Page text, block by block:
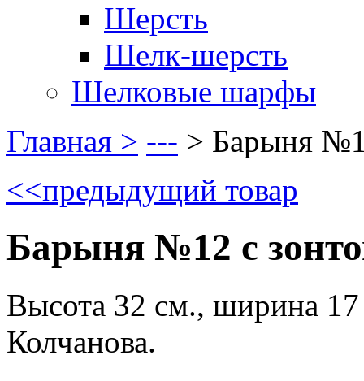
Шерсть
Шелк-шерсть
Шелковые шарфы
Главная > --- > Барыня
<<предыдущий товар
Барыня №12 с
Высота 32 см., ширина
Колчанова.